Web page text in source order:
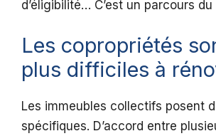
d’éligibilité… C’est un parcours
Les copropriétés
plus difficiles à
Les immeubles collectifs posent
spécifiques. D’accord entre